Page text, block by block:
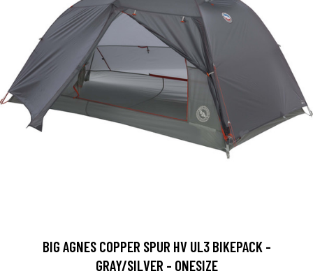
BIG AGNES COPPER SPUR HV UL3 BIKEPACK -
GRAY/SILVER - ONESIZE